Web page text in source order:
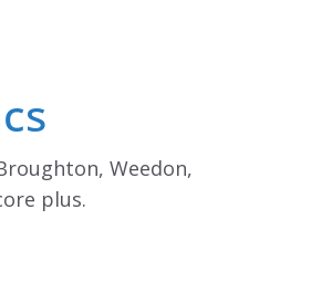
Weedon,
plus.